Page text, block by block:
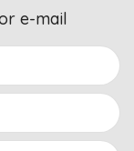
e-mail